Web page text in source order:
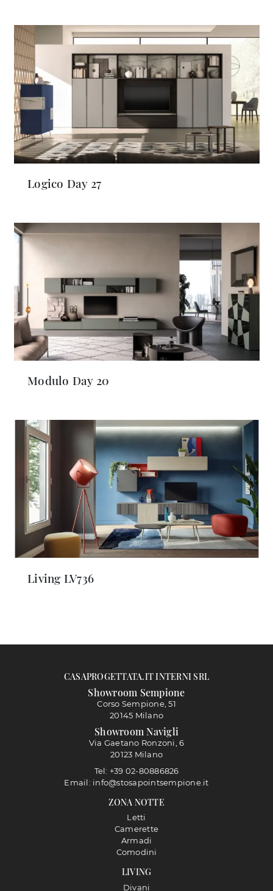
Logico Day 27
Modulo Day 20
Living LV736
LIVING
Divani
ZONA NOTTE
Letti
Camerette
Armadi
Comodini
CASAPROGETTATA.IT INTERNI SRL
Showroom Sempione
Corso Sempione, 51
20145 Milano
Showroom Navigli
Via Gaetano Ronzoni, 6
20123 Milano
Tel: +39 02-80886826
Email: info@stosapointsempione.it